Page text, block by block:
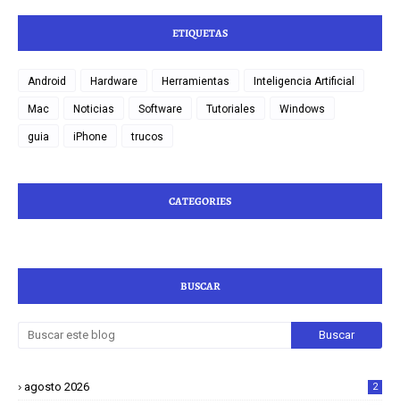
ETIQUETAS
Android Hardware Herramientas Inteligencia Artificial
Mac Noticias Software Tutoriales Windows
guia iPhone trucos
CATEGORIES
BUSCAR
agosto 2026 2